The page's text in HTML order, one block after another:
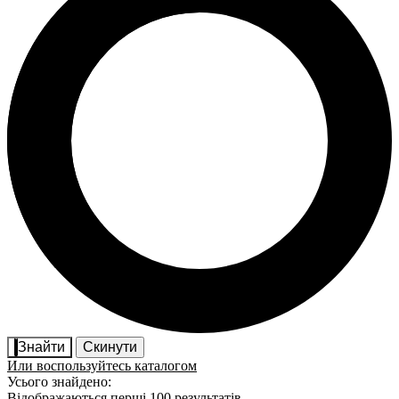
Знайти
Скинути
Или воспользуйтесь каталогом
Усього знайдено: